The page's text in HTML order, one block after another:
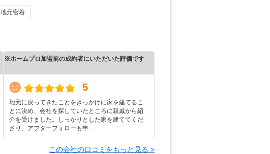
地元密着
※ホームプロ加盟前の成約者にいただいた評価です
5
地元に戻ってきたことをきっかけに家を建てるこ
とに決め、会社を探していたところに親戚から紹
介を受けました。しっかりとした家を建ててくだ
さり、アフターフォローも申…
この会社の口コミをもっと見る >